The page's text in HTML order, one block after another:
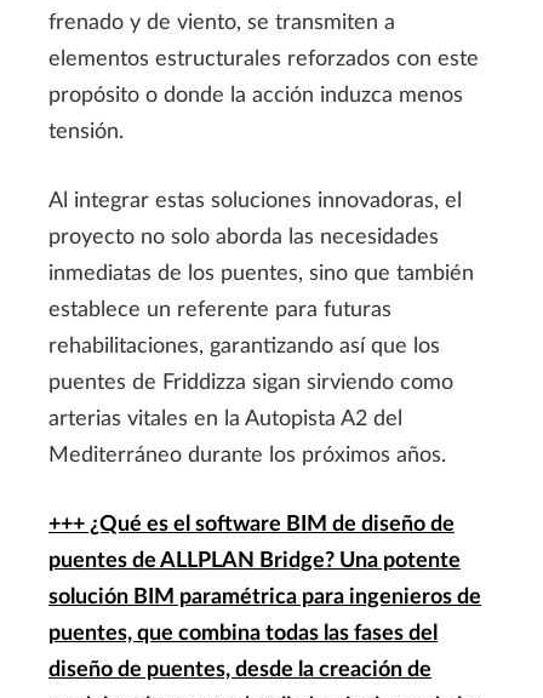
frenado y de viento, se transmiten a
elementos estructurales reforzados con este
propósito o donde la acción induzca menos
tensión.
Al integrar estas soluciones innovadoras, el
proyecto no solo aborda las necesidades
inmediatas de los puentes, sino que también
establece un referente para futuras
rehabilitaciones, garantizando así que los
puentes de Friddizza sigan sirviendo como
arterias vitales en la Autopista A2 del
Mediterráneo durante los próximos años.
+++ ¿Qué es el software BIM de diseño de
puentes de ALLPLAN Bridge? Una potente
solución BIM paramétrica para ingenieros de
puentes, que combina todas las fases del
diseño de puentes, desde la creación de